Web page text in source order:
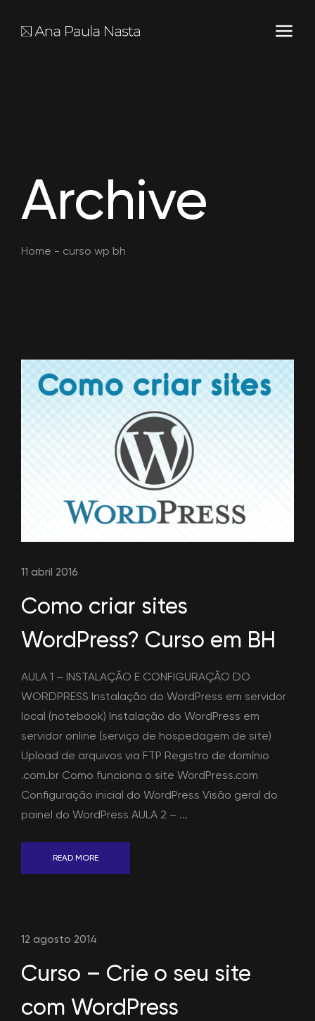
Archive
Home - curso wp bh
11 abril 2016
Como criar sites
WordPress? Curso em BH
AULA 1 – INSTALAÇÃO E CONFIGURAÇÃO DO
WORDPRESS Instalação do WordPress em servidor
local (notebook) Instalação do WordPress em
servidor online (serviço de hospedagem de site)
Upload de arquivos via FTP Registro de domínio
.com.br Como funciona o site WordPress.com
Configuração inicial do WordPress Visão geral do
painel do WordPress AULA 2 – ...
READ MORE
12 agosto 2014
Curso – Crie o seu site
com WordPress